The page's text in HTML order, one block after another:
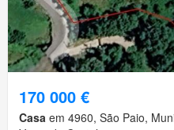
170 000 €
Casa em 4960, São Paio,